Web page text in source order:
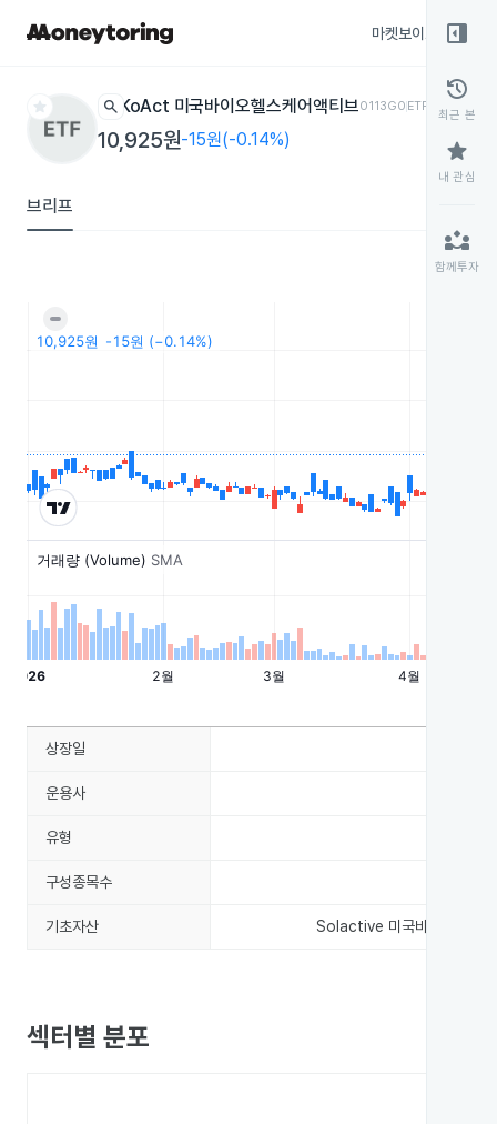
마켓보이스
star search KoAct 미국바이오헬스케어액티브0113G0ETF
10,925원-15원(-0.14%)
브리프
right_panel_open
history
최근 본
star
내 관심
partner_exchange
함께투자